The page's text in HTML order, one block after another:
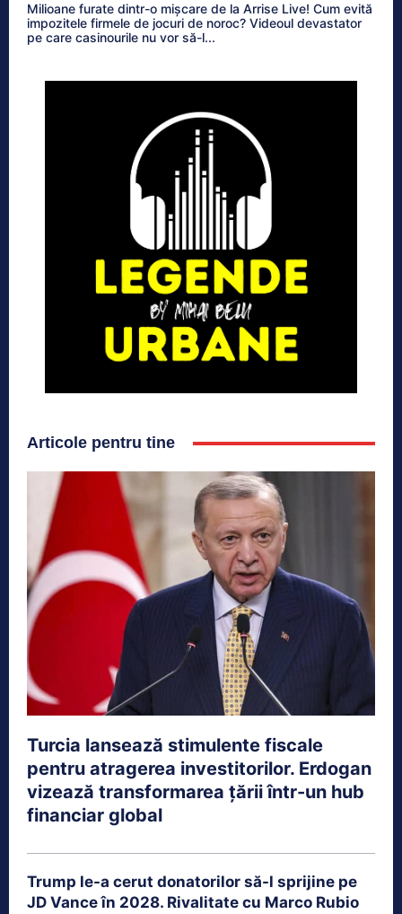
Milioane furate dintr-o mișcare de la Arrise Live! Cum evită
impozitele firmele de jocuri de noroc? Videoul devastator
pe care casinourile nu vor să-l...
Articole pentru tine
Turcia lansează stimulente fiscale
pentru atragerea investitorilor. Erdogan
vizează transformarea țării într-un hub
financiar global
Trump le-a cerut donatorilor să-l sprijine pe
JD Vance în 2028. Rivalitate cu Marco Rubio